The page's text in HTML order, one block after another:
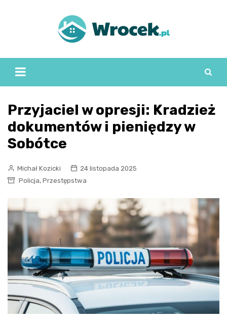
Przyjaciel w opresji: Kradzież
dokumentów i pieniędzy w
Sobótce
Michał Kozicki
24 listopada 2025
Policja, Przestępstwa